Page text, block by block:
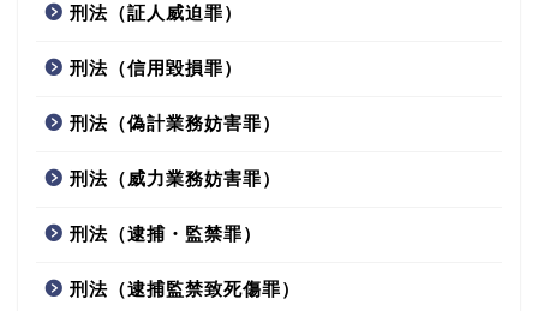
刑法（証人威迫罪）
刑法（信用毀損罪）
刑法（偽計業務妨害罪）
刑法（威力業務妨害罪）
刑法（逮捕・監禁罪）
刑法（逮捕監禁致死傷罪）